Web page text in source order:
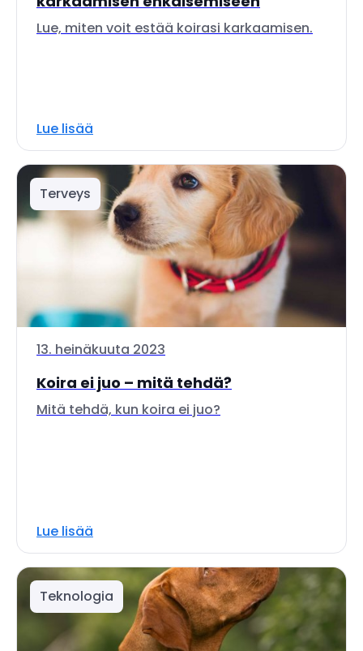
Lue, miten voit estää koirasi karkaamisen.
Lue lisää
Terveys
13. heinäkuuta 2023
Koira ei juo – mitä tehdä?
Mitä tehdä, kun koira ei juo?
Lue lisää
Teknologia